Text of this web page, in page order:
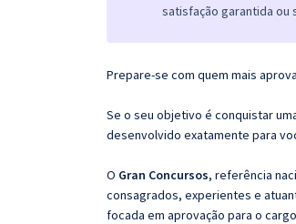
satisfação garantida ou
Prepare-se com quem mais
Se o seu objetivo é conquistar
desenvolvido exatamente para
O Gran Concursos, referência
consagrados, experientes e
focada em aprovação para o